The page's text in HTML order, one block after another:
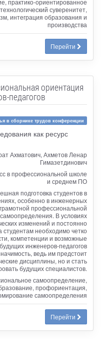
суверенитет,
интеграция образования и
производства
Перейти
ориентация
педагогов
в сборнике трудов конференции
как ресурс
Ахматович, Ахметов Ленар
Гимазетдинович
в профессиональной школе
и среднем ПО
подготовка студентов в
особенно в инженерных
профессиональной
В условиях
изменений и постоянно
необходимо четко
компетенции и возможные
инженеров-педагогов
ведь им предстоит
дисциплины, но и стать
будущих специалистов.
самоопределение,
профориентация,
самоопределения
Перейти